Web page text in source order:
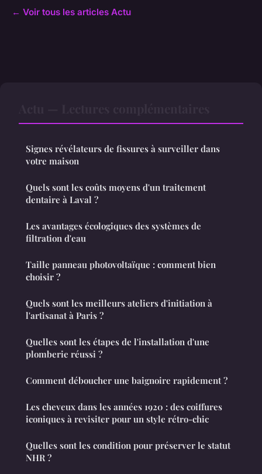
← Voir tous les articles Actu
Signes révélateurs de fissures à surveiller dans
votre maison
Quels sont les coûts moyens d'un traitement
dentaire à Laval ?
Les avantages écologiques des systèmes de
filtration d'eau
Taille panneau photovoltaïque : comment bien
choisir ?
Quels sont les meilleurs ateliers d'initiation à
l'artisanat à Paris ?
Quelles sont les étapes de l'installation d'une
plomberie réussi ?
Comment déboucher une baignoire rapidement ?
Les cheveux dans les années 1920 : des coiffures
iconiques à revisiter pour un style rétro-chic
Quelles sont les condition pour préserver le statut
NHR ?